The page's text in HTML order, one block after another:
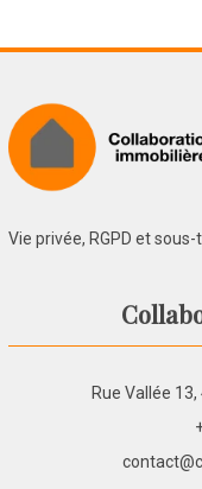
Vie privée, RGPD et
Rue Vallée